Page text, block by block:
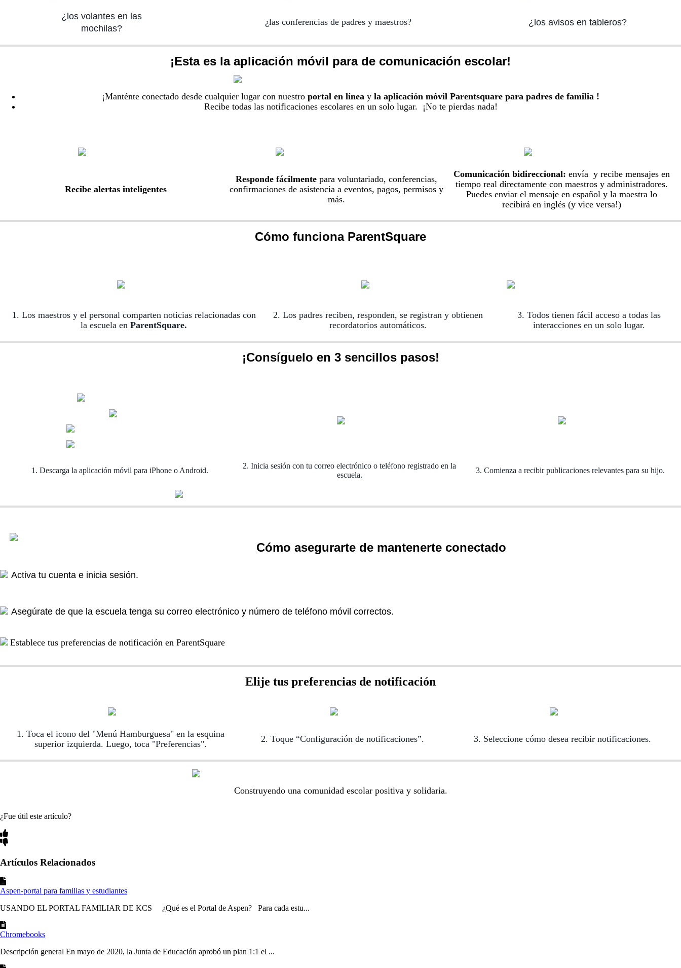
¿los volantes en las
mochilas?
¿las conferencias de padres y maestros? ¿los avisos en tableros?
¡Esta es la aplicación móvil para de comunicación escolar!
¡Manténte conectado desde cualquier lugar con nuestro portal en línea y la aplicación móvil Parentsquare para padres de familia !
Recibe todas las notificaciones escolares en un solo lugar. ¡No te pierdas nada!
Recibe alertas inteligentes
Responde fácilmente para voluntariado, conferencias,
confirmaciones de asistencia a eventos, pagos, permisos y
más.
Comunicación bidireccional: envía y recibe mensajes en
tiempo real directamente con maestros y administradores.
Puedes enviar el mensaje en español y la maestra lo
recibirá en inglés (y vice versa!)
Cómo funciona ParentSquare
1. Los maestros y el personal comparten noticias relacionadas con
la escuela en ParentSquare.
2. Los padres reciben, responden, se registran y obtienen
recordatorios automáticos.
3. Todos tienen fácil acceso a todas las
interacciones en un solo lugar.
¡Consíguelo en 3 sencillos pasos!
1. Descarga la aplicación móvil para iPhone o Android.
2. Inicia sesión con tu correo electrónico o teléfono registrado en la
escuela.
3. Comienza a recibir publicaciones relevantes para su hijo.
Cómo asegurarte de mantenerte conectado
Activa tu cuenta e inicia sesión.
Asegúrate de que la escuela tenga su correo electrónico y número de teléfono móvil correctos.
Establece tus preferencias de notificación en ParentSquare
Elije tus preferencias de notificación
1. Toca el icono del "Menú Hamburguesa" en la esquina
superior izquierda. Luego, toca "Preferencias".
2. Toque “Configuración de notificaciones”. 3. Seleccione cómo desea recibir notificaciones.
Construyendo una comunidad escolar positiva y solidaria.
¿Fue útil este artículo?
Artículos Relacionados
Aspen-portal para familias y estudiantes
USANDO EL PORTAL FAMILIAR DE KCS ¿Qué es el Portal de Aspen? Para cada estu...
Chromebooks
Descripción general En mayo de 2020, la Junta de Educación aprobó un plan 1:1 el ...